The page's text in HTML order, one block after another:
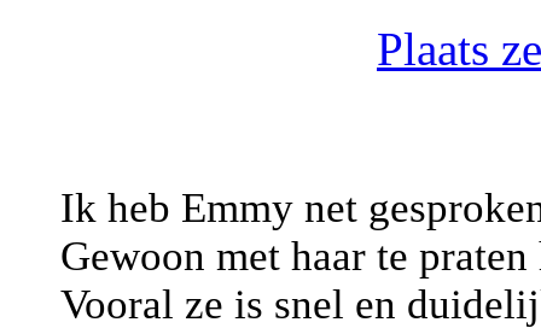
Plaats
Ik heb Emmy net
Gewoon met haar te
Vooral ze is snel en